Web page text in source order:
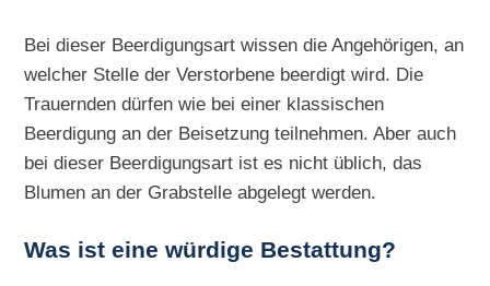
Bei dieser Beerdigungsart wissen die Angehörigen, an
welcher Stelle der Verstorbene beerdigt wird. Die
Trauernden dürfen wie bei einer klassischen
Beerdigung an der Beisetzung teilnehmen. Aber auch
bei dieser Beerdigungsart ist es nicht üblich, das
Blumen an der Grabstelle abgelegt werden.
Was ist eine würdige Bestattung?